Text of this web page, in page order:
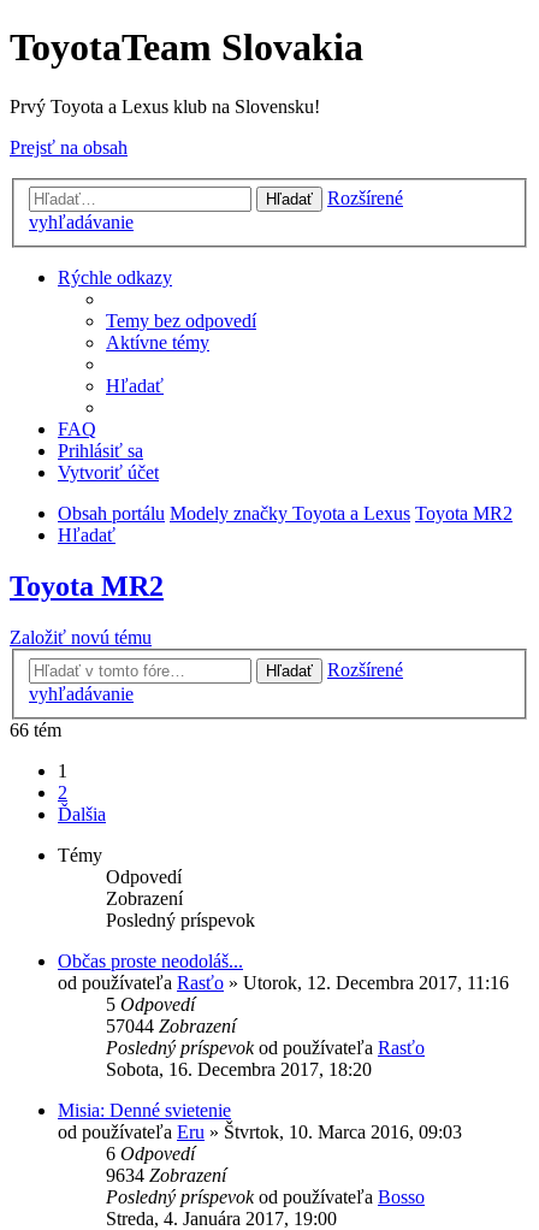
ToyotaTeam Slovakia
Prvý Toyota a Lexus klub na Slovensku!
Prejsť na obsah
Hľadať
Rozšírené
vyhľadávanie
Rýchle odkazy
Temy bez odpovedí
Aktívne témy
Hľadať
FAQ
Prihlásiť sa
Vytvoriť účet
Obsah portálu Modely značky Toyota a Lexus Toyota MR2
Hľadať
Toyota MR2
Založiť novú tému
Hľadať
Rozšírené
vyhľadávanie
66 tém
1
2
Ďalšia
Témy
Odpovedí
Zobrazení
Posledný príspevok
Občas proste neodoláš...
od používateľa Rasťo » Utorok, 12. Decembra 2017, 11:16
5 Odpovedí
57044 Zobrazení
Posledný príspevokod používateľa Rasťo
Sobota, 16. Decembra 2017, 18:20
Misia: Denné svietenie
od používateľa Eru » Štvrtok, 10. Marca 2016, 09:03
6 Odpovedí
9634 Zobrazení
Posledný príspevokod používateľa Bosso
Streda, 4. Januára 2017, 19:00